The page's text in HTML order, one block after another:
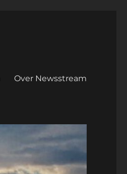
Over Newsstream